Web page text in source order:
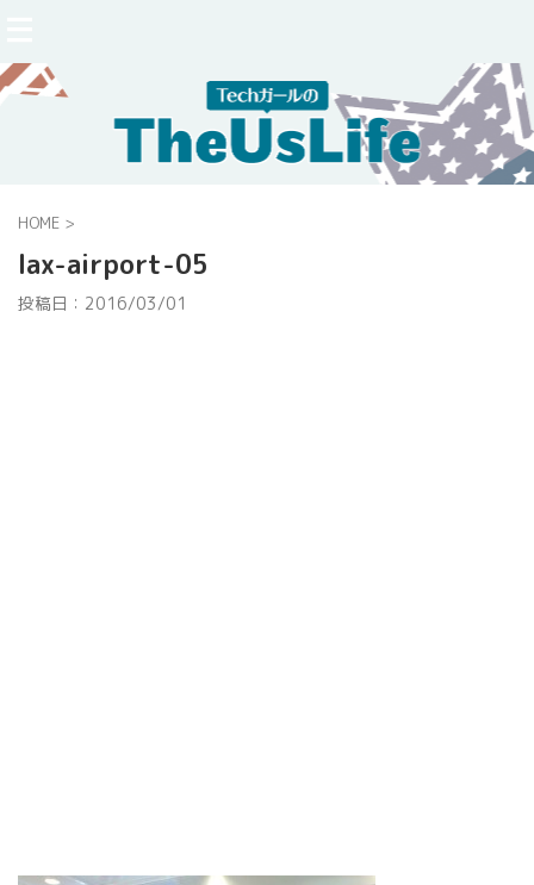
HOME >
lax-airport-05
投稿日： 2016/03/01